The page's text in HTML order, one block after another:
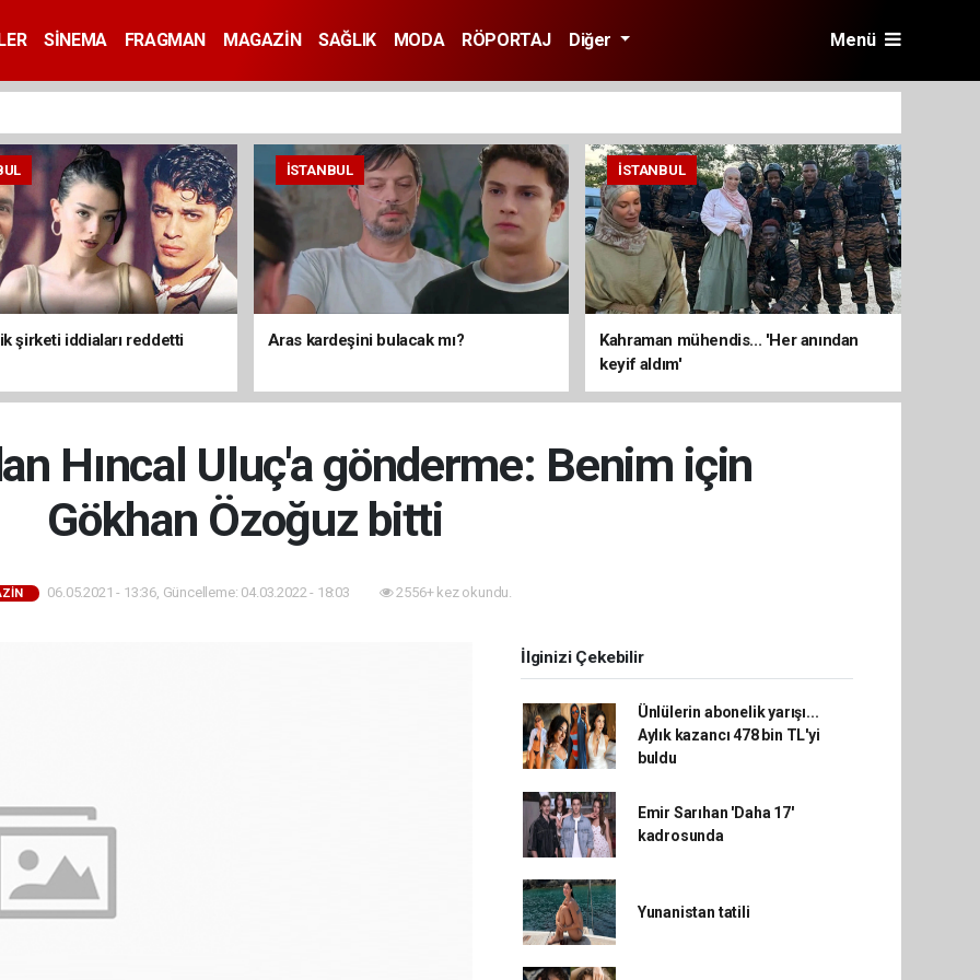
SİNEMA FRAGMAN MAGAZİN SAĞLIK MODA RÖPORTAJ Diğer Menü
şirketi iddiaları reddetti
İSTANBUL
Aras kardeşini bulacak mı?
İSTANBUL
Kahraman mühendis... 'Her anından
keyif aldım'
Hıncal Uluç'a gönderme: Benim için
Gökhan Özoğuz bitti
06.05.2021 - 13:36, Güncelleme: 04.03.2022 - 18:03 2556+ kez okundu.
İlginizi Çekebilir
Ünlülerin abonelik yarışı...
Aylık kazancı 478 bin TL'yi
buldu
Emir Sarıhan 'Daha 17'
kadrosunda
Yunanistan tatili